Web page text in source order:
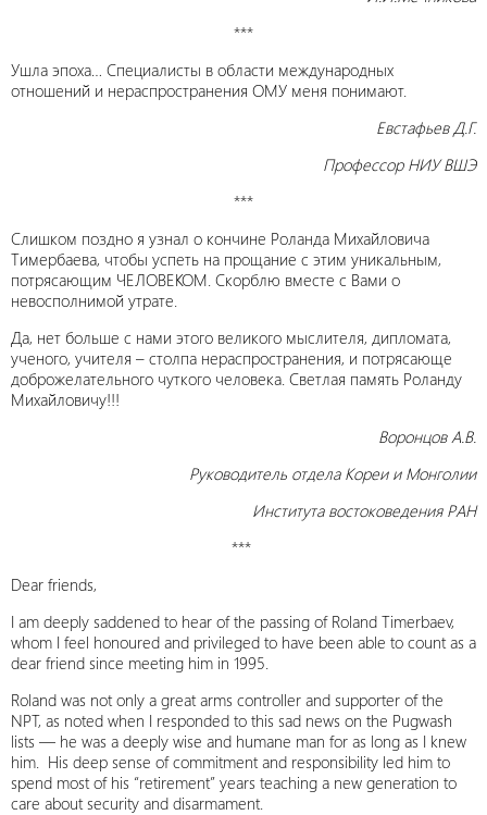
***
Ушла эпоха… Специалисты в области международных
отношений и нераспространения ОМУ меня понимают.
Евстафьев Д.Г.
Профессор НИУ ВШЭ
***
Слишком поздно я узнал о кончине Роланда Михайловича
Тимербаева, чтобы успеть на прощание с этим уникальным,
потрясающим ЧЕЛОВЕКОМ. Скорблю вместе с Вами о
невосполнимой утрате.
Да, нет больше с нами этого великого мыслителя, дипломата,
ученого, учителя – столпа нераспространения, и потрясающе
доброжелательного чуткого человека. Светлая память Роланду
Михайловичу!!!
Воронцов А.В.
Руководитель отдела Кореи и Монголии
Института востоковедения РАН
***
Dear friends,
I am deeply saddened to hear of the passing of Roland Timerbaev,
whom I feel honoured and privileged to have been able to count as a
dear friend since meeting him in 1995.
Roland was not only a great arms controller and supporter of the
NPT, as noted when I responded to this sad news on the Pugwash
lists — he was a deeply wise and humane man for as long as I knew
him. His deep sense of commitment and responsibility led him to
spend most of his “retirement” years teaching a new generation to
care about security and disarmament.